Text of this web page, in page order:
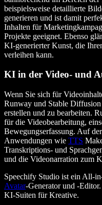
beispielsweise detaillierte
generieren und ist damit
Inhalten für
Projekte geeignet. Ebenso
KI-generierter Kunst, die
verleihen kann.
KI in der Video- und
Wenn Sie sich für
Runway und Stable
erstellen und zu bearbeiten.
für die Videobearbeitung,
Bewegungserfassung. Auf
Anwendungen wie TTS
Transkriptions- und
und die Videonarration zum
Speechify Studio ist ein All-
Avatar-Generator und -
KI-Suiten für Kreative.